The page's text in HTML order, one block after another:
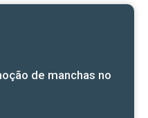
de manchas no